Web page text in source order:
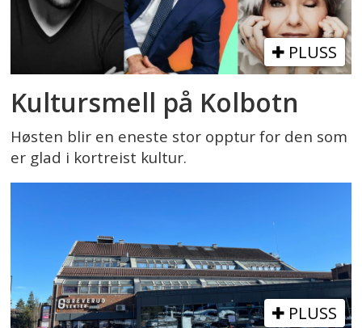
PLUSS
Kultursmell på Kolbotn
Høsten blir en eneste stor opptur for den som
er glad i kortreist kultur.
PLUSS